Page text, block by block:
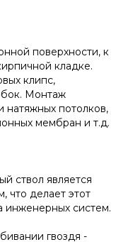
поверхности, к
кладке.
клипс,
Монтаж
натяжных потолков,
мембран и т.д.
ствол является
что делает этот
инженерных систем.
гвоздя -